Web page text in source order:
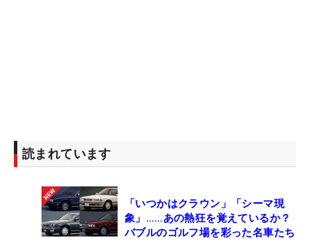
読まれています
「いつかはクラウン」「シーマ現
象」……あの熱狂を覚えているか？
バブルのゴルフ場を彩った名車たち